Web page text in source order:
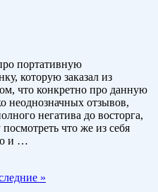
портативную
которую заказал из
что конкретно про данную
неоднозначных отзывов,
негатива до восторга,
что же из себя
и …
»